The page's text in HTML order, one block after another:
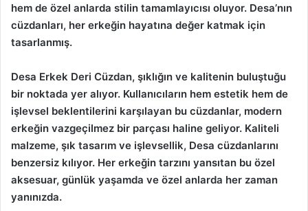
hem de özel anlarda stilin tamamlayıcısı oluyor. Desa’nın
cüzdanları, her erkeğin hayatına değer katmak için
tasarlanmış.
Desa Erkek Deri Cüzdan, şıklığın ve kalitenin buluştuğu
bir noktada yer alıyor. Kullanıcıların hem estetik hem de
işlevsel beklentilerini karşılayan bu cüzdanlar, modern
erkeğin vazgeçilmez bir parçası haline geliyor. Kaliteli
malzeme, şık tasarım ve işlevsellik, Desa cüzdanlarını
benzersiz kılıyor. Her erkeğin tarzını yansıtan bu özel
aksesuar, günlük yaşamda ve özel anlarda her zaman
yanınızda.